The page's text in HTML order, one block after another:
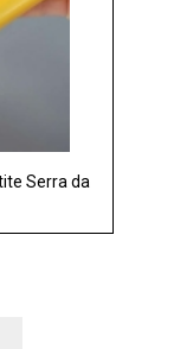
Serra da